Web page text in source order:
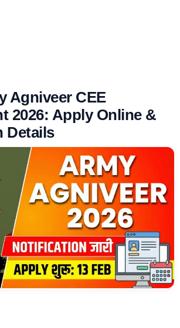
Agniveer CEE
2026: Apply Online &
Details